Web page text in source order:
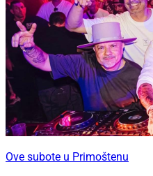
Ove subote u Primoštenu